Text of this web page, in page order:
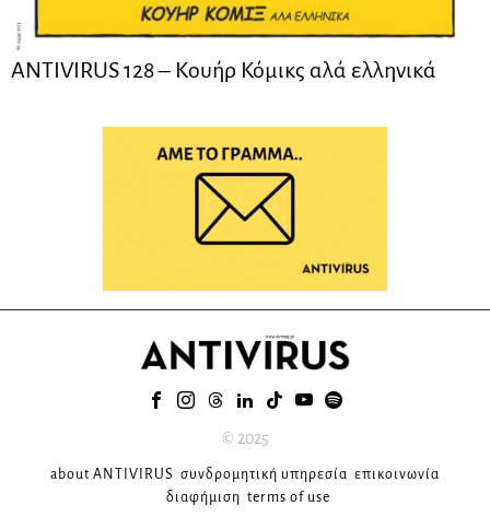
ANTIVIRUS 128 – Kουήρ Κόμικς αλά ελληνικά
© 2025
about ANTIVIRUS συνδρομητική υπηρεσία επικοινωνία
διαφήμιση terms of use